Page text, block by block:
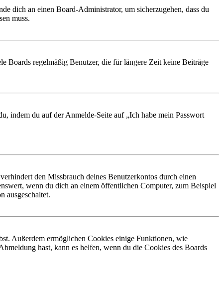
dich an einen Board-Administrator, um sicherzugehen, dass du
muss.
Boards regelmäßig Benutzer, die für längere Zeit keine Beiträge
indem du auf der Anmelde-Seite auf „Ich habe mein Passwort
den Missbrauch deines Benutzerkontos durch einen
wenn du dich an einem öffentlichen Computer, zum Beispiel
ausgeschaltet.
Außerdem ermöglichen Cookies einige Funktionen, wie
hast, kann es helfen, wenn du die Cookies des Boards